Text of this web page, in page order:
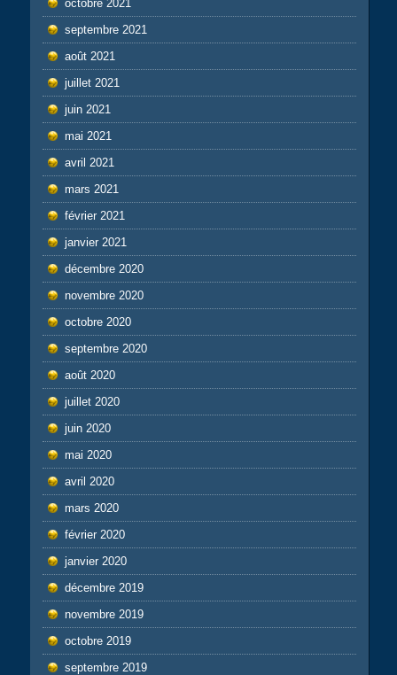
octobre 2021
septembre 2021
août 2021
juillet 2021
juin 2021
mai 2021
avril 2021
mars 2021
février 2021
janvier 2021
décembre 2020
novembre 2020
octobre 2020
septembre 2020
août 2020
juillet 2020
juin 2020
mai 2020
avril 2020
mars 2020
février 2020
janvier 2020
décembre 2019
novembre 2019
octobre 2019
septembre 2019